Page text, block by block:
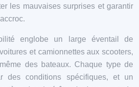
les mauvaises surprises et garantir
englobe un large éventail de
et camionnettes aux scooters,
des bateaux. Chaque type de
des conditions spécifiques, et un